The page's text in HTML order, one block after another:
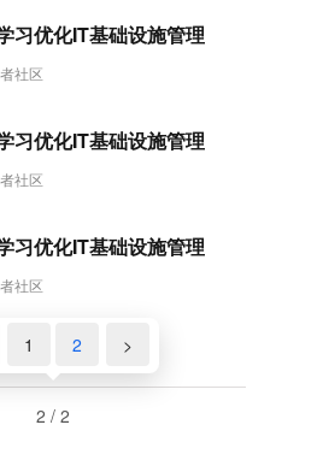
社区
习优化IT基础设施管理
社区
习优化IT基础设施管理
社区
习优化IT基础设施管理
1 2 >
2 / 2